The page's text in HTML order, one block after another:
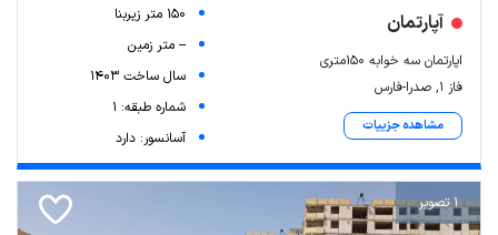
آپارتمان
اپارتمان سه خوابه 150متری
فاز ۱, صدرا-فارس
مشاهده جزییات
150 متر زیربنا
-- متر زمین
سال ساخت 1403
شماره طبقه: 1
آسانسور: دارد
1 تصویر